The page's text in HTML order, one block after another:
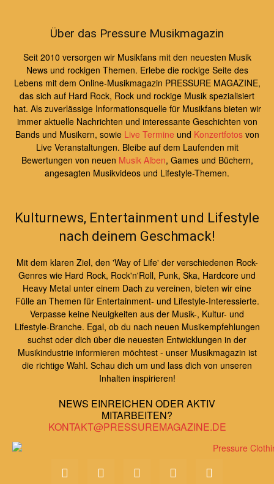
Über das Pressure Musikmagazin
Seit 2010 versorgen wir Musikfans mit den neuesten Musik
News und rockigen Themen. Erlebe die rockige Seite des
Lebens mit dem Online-Musikmagazin PRESSURE MAGAZINE,
das sich auf Hard Rock, Rock und rockige Musik spezialisiert
hat. Als zuverlässige Informationsquelle für Musikfans bieten wir
immer aktuelle Nachrichten und interessante Geschichten von
Bands und Musikern, sowie Live Termine und Konzertfotosvon
Live Veranstaltungen. Bleibe auf dem Laufenden mit
Bewertungen von neuen Musik Alben, Games und Büchern,
angesagten Musikvideos und Lifestyle-Themen.
Kulturnews, Entertainment und Lifestyle
nach deinem Geschmack!
Mit dem klaren Ziel, den 'Way of Life' der verschiedenen Rock-
Genres wie Hard Rock, Rock'n'Roll, Punk, Ska, Hardcore und
Heavy Metal unter einem Dach zu vereinen, bieten wir eine
Fülle an Themen für Entertainment- und Lifestyle-Interessierte.
Verpasse keine Neuigkeiten aus der Musik-, Kultur- und
Lifestyle-Branche. Egal, ob du nach neuen Musikempfehlungen
suchst oder dich über die neuesten Entwicklungen in der
Musikindustrie informieren möchtest - unser Musikmagazin ist
die richtige Wahl. Schau dich um und lass dich von unseren
Inhalten inspirieren!
NEWS EINREICHEN ODER AKTIV
MITARBEITEN?
KONTAKT@PRESSUREMAGAZINE.DE